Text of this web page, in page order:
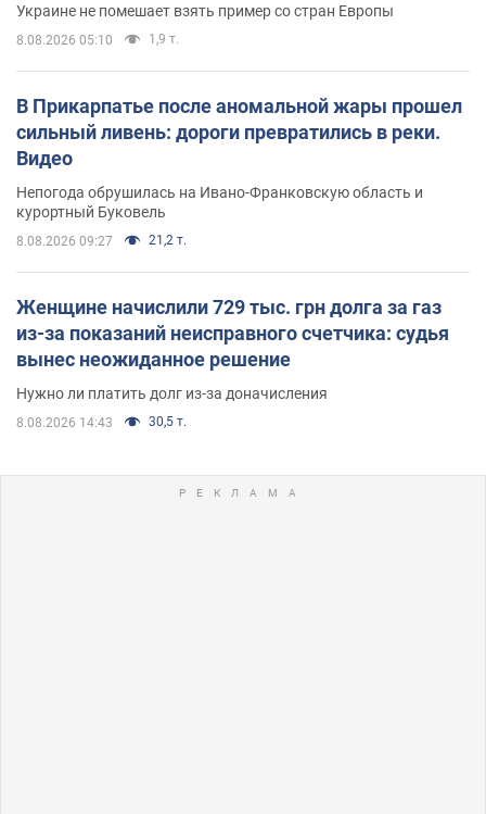
Украине не помешает взять пример со стран Европы
8.08.2026 05:10 1,9 т.
В Прикарпатье после аномальной жары прошел
сильный ливень: дороги превратились в реки.
Видео
Непогода обрушилась на Ивано-Франковскую область и
курортный Буковель
8.08.2026 09:27 21,2 т.
Женщине начислили 729 тыс. грн долга за газ
из-за показаний неисправного счетчика: судья
вынес неожиданное решение
Нужно ли платить долг из-за доначисления
8.08.2026 14:43 30,5 т.